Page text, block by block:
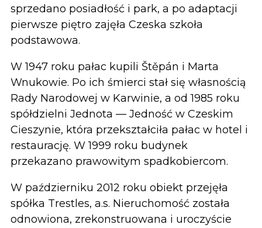
sprzedano posiadłość i park, a po adaptacji
pierwsze piętro zajęła Czeska szkoła
podstawowa.
W 1947 roku pałac kupili Štěpán i Marta
Wnukowie. Po ich śmierci stał się własnością
Rady Narodowej w Karwinie, a od 1985 roku
spółdzielni Jednota — Jedność w Czeskim
Cieszynie, która przekształciła pałac w hotel i
restaurację. W 1999 roku budynek
przekazano prawowitym spadkobiercom.
W październiku 2012 roku obiekt przejęła
spółka Trestles, a.s. Nieruchomość została
odnowiona, zrekonstruowana i uroczyście